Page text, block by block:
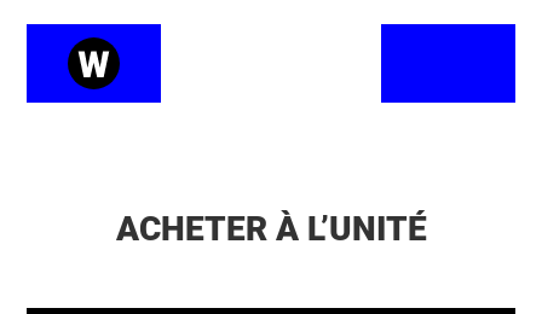
ACHETER À L’UNITÉ